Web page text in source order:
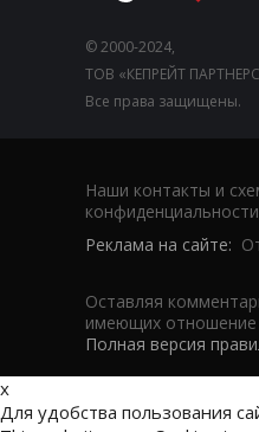
© 2000-2024,
ТОВ «КЕПРЕЙТ
Все права защищены.
Наши контакты и
Реклама на сайте:
Оставляя
имеющих отношение
Полная версия
x
Для удобства пользования